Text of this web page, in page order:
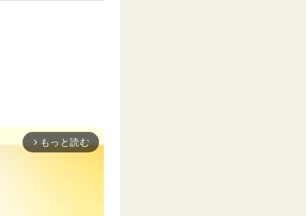
arrow_forward_ios もっと読む